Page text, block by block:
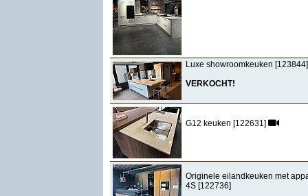
Luxe showroomkeuken [123844]
VERKOCHT!
G12 keuken [122631]
Originele eilandkeuken met
4S [122736]